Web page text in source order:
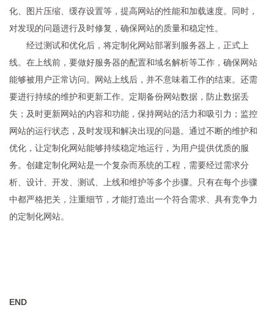
化、图片压缩、缓存设置等，提高网站的性能和加载速度。同时，
对发现的问题进行及时修复，确保网站的质量和稳定性。
经过测试和优化后，将定制化网站部署到服务器上，正式上
线。在上线前，要做好服务器的配置和域名解析等工作，确保网站
能够被用户正常访问。网站上线后，并不意味着工作的结束。还需
要进行持续的维护和更新工作。定期备份网站数据，防止数据丢
失；及时更新网站的内容和功能，保持网站的活力和吸引力；监控
网站的运行状态，及时发现和解决出现的问题。通过不断的维护和
优化，让定制化网站能够持续稳定地运行，为用户提供优质的服
务。创建定制化网站是一个复杂而系统的工程，需要经过需求分
析、设计、开发、测试、上线和维护等多个步骤。只有在每个步骤
中都严格把关，注重细节，才能打造出一个符合需求、具有竞争力
的定制化网站。
END